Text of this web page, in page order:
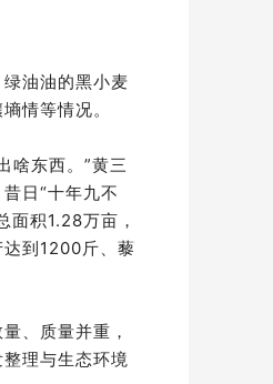
油油的黑小麦
情等情况。
啥东西。”黄三
日“十年九不
面积1.28万亩，
到1200斤、藜
、质量并重，
理与生态环境